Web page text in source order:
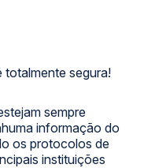
totalmente segura!
sempre
informação do
os protocolos de
instituições